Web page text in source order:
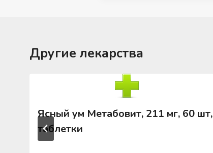
Другие лекарства
Ясный ум Метабовит, 211 мг, 60 шт,
таблетки